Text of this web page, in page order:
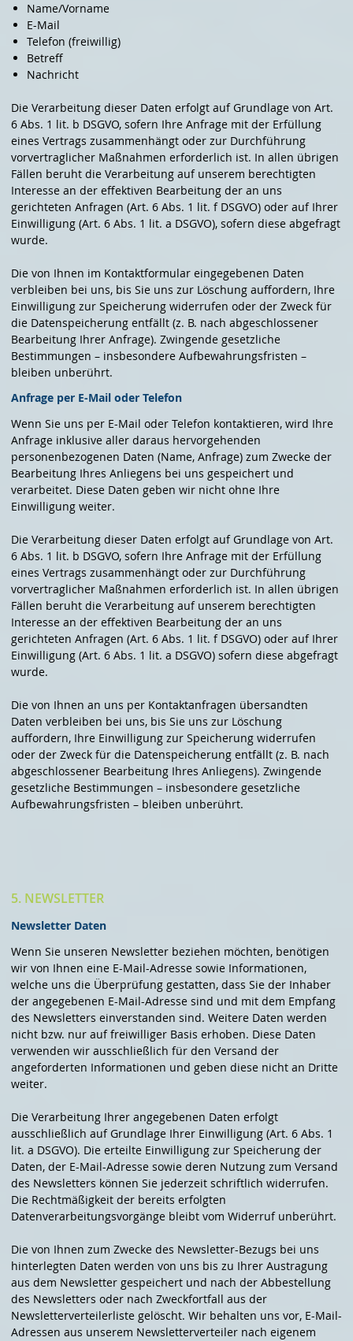
Name/Vorname
E-Mail
Telefon (freiwillig)
Betreff
Nachricht
Die Verarbeitung dieser Daten erfolgt auf Grundlage von Art.
6 Abs. 1 lit. b DSGVO, sofern Ihre Anfrage mit der Erfüllung
eines Vertrags zusammenhängt oder zur Durchführung
vorvertraglicher Maßnahmen erforderlich ist. In allen übrigen
Fällen beruht die Verarbeitung auf unserem berechtigten
Interesse an der effektiven Bearbeitung der an uns
gerichteten Anfragen (Art. 6 Abs. 1 lit. f DSGVO) oder auf Ihrer
Einwilligung (Art. 6 Abs. 1 lit. a DSGVO), sofern diese abgefragt
wurde.
Die von Ihnen im Kontaktformular eingegebenen Daten
verbleiben bei uns, bis Sie uns zur Löschung auffordern, Ihre
Einwilligung zur Speicherung widerrufen oder der Zweck für
die Datenspeicherung entfällt (z. B. nach abgeschlossener
Bearbeitung Ihrer Anfrage). Zwingende gesetzliche
Bestimmungen – insbesondere Aufbewahrungsfristen –
bleiben unberührt.
Anfrage per E-Mail oder Telefon
Wenn Sie uns per E-Mail oder Telefon kontaktieren, wird Ihre
Anfrage inklusive aller daraus hervorgehenden
personenbezogenen Daten (Name, Anfrage) zum Zwecke der
Bearbeitung Ihres Anliegens bei uns gespeichert und
verarbeitet. Diese Daten geben wir nicht ohne Ihre
Einwilligung weiter.
Die Verarbeitung dieser Daten erfolgt auf Grundlage von Art.
6 Abs. 1 lit. b DSGVO, sofern Ihre Anfrage mit der Erfüllung
eines Vertrags zusammenhängt oder zur Durchführung
vorvertraglicher Maßnahmen erforderlich ist. In allen übrigen
Fällen beruht die Verarbeitung auf unserem berechtigten
Interesse an der effektiven Bearbeitung der an uns
gerichteten Anfragen (Art. 6 Abs. 1 lit. f DSGVO) oder auf Ihrer
Einwilligung (Art. 6 Abs. 1 lit. a DSGVO) sofern diese abgefragt
wurde.
Die von Ihnen an uns per Kontaktanfragen übersandten
Daten verbleiben bei uns, bis Sie uns zur Löschung
auffordern, Ihre Einwilligung zur Speicherung widerrufen
oder der Zweck für die Datenspeicherung entfällt (z. B. nach
abgeschlossener Bearbeitung Ihres Anliegens). Zwingende
gesetzliche Bestimmungen – insbesondere gesetzliche
Aufbewahrungsfristen – bleiben unberührt.
5. NEWSLETTER
Newsletter Daten
Wenn Sie unseren Newsletter beziehen möchten, benötigen
wir von Ihnen eine E-Mail-Adresse sowie Informationen,
welche uns die Überprüfung gestatten, dass Sie der Inhaber
der angegebenen E-Mail-Adresse sind und mit dem Empfang
des Newsletters einverstanden sind. Weitere Daten werden
nicht bzw. nur auf freiwilliger Basis erhoben. Diese Daten
verwenden wir ausschließlich für den Versand der
angeforderten Informationen und geben diese nicht an Dritte
weiter.
Die Verarbeitung Ihrer angegebenen Daten erfolgt
ausschließlich auf Grundlage Ihrer Einwilligung (Art. 6 Abs. 1
lit. a DSGVO). Die erteilte Einwilligung zur Speicherung der
Daten, der E-Mail-Adresse sowie deren Nutzung zum Versand
des Newsletters können Sie jederzeit schriftlich widerrufen.
Die Rechtmäßigkeit der bereits erfolgten
Datenverarbeitungsvorgänge bleibt vom Widerruf unberührt.
Die von Ihnen zum Zwecke des Newsletter-Bezugs bei uns
hinterlegten Daten werden von uns bis zu Ihrer Austragung
aus dem Newsletter gespeichert und nach der Abbestellung
des Newsletters oder nach Zweckfortfall aus der
Newsletterverteilerliste gelöscht. Wir behalten uns vor, E-Mail-
Adressen aus unserem Newsletterverteiler nach eigenem